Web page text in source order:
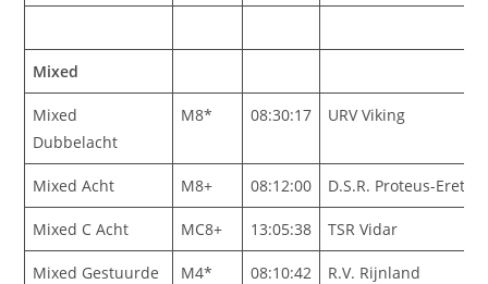
Mixed
Mixed
Dubbelacht
M8* 08:30:17 URV Viking
Mixed Acht M8+ 08:12:00 D.S.R. Proteus-Eretes
Mixed C Acht MC8+ 13:05:38 TSR Vidar
Mixed Gestuurde
M4* 08:10:42 R.V. Rijnland